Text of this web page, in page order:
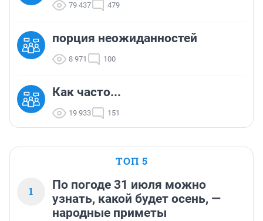
79 437 479
порция неожиданностей
8 971 100
Как часто...
19 933 151
ТОП 5
1
По погоде 31 июля можно
узнать, какой будет осень, —
народные приметы